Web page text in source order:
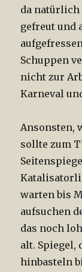
da natürlich
gefreut und
Schuppen
nicht zur
Karneval
Ansonsten,
sollte zum
warten bis
aufsuchen
das noch
alt. Spiegel,
hinbasteln